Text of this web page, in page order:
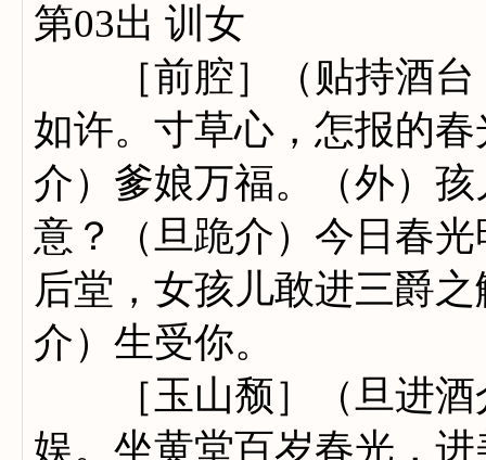
第03出 训女
［前腔］（贴持酒台
如许。寸草心，怎报的
介）爹娘万福。（外）
意？（旦跪介）今日春
后堂，女孩儿敢进三爵
介）生受你。
［玉山颓］（旦进酒
娱。坐黄堂百岁春光，